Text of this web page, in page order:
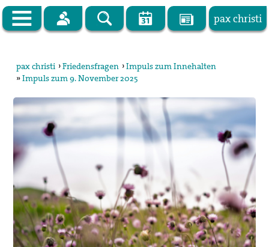
pax christi
pax christi Deutsche Sektion
Vor Ort
Themen
Kampagnen
Publikationen
Facebook
Kontakt
pax christi ›Friedensfragen ›Impuls zum Innehalten
»Impuls zum 9. November 2025